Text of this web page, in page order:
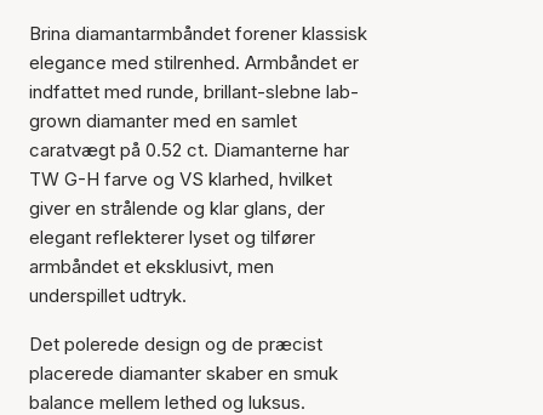
Brina diamantarmbåndet forener klassisk
elegance med stilrenhed. Armbåndet er
indfattet med runde, brillant-slebne lab-
grown diamanter med en samlet
caratvægt på 0.52 ct. Diamanterne har
TW G-H farve og VS klarhed, hvilket
giver en strålende og klar glans, der
elegant reflekterer lyset og tilfører
armbåndet et eksklusivt, men
underspillet udtryk.
Det polerede design og de præcist
placerede diamanter skaber en smuk
balance mellem lethed og luksus.